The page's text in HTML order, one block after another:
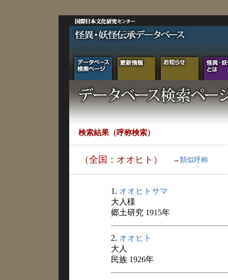
検索結果（呼称検索）
（全国：オオヒト） → 類似呼称
1. オオヒトサマ
大人様
郷土研究 1915年
2. オオヒト
大人
民族 1926年